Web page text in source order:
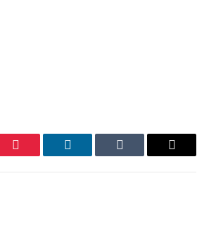
Pinterest LinkedIn Tumblr Email